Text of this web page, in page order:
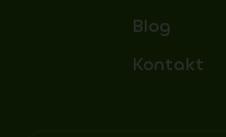
Blog
Kontakt